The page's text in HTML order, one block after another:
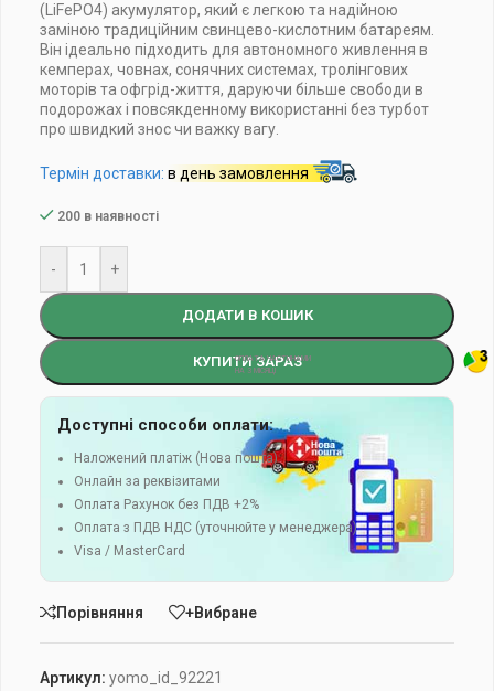
(LiFePO4) акумулятор, який є легкою та надійною
заміною традиційним свинцево-кислотним батареям.
Він ідеально підходить для автономного живлення в
кемперах, човнах, сонячних системах, тролінгових
моторів та офгрід-життя, даруючи більше свободи в
подорожах і повсякденному використанні без турбот
про швидкий знос чи важку вагу.
Термін доставки: в день замовлення
200 в наявності
- +
ДОДАТИ В КОШИК
КУПИТИ ЗАРАЗ
Доступні способи оплати:
Наложений платіж (Нова пошта)
Онлайн за реквізитами
Оплата Рахунок без ПДВ +2%
Оплата з ПДВ НДС (уточнюйте у менеджера)
Visa / MasterCard
Порівняння +Вибране
Артикул: yomo_id_92221